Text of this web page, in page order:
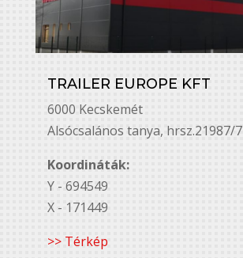
TRAILER EUROPE KFT
6000 Kecskemét
Alsó￳csalános tanya, hrsz.21987/7
Koordináták:
Y - 694549
X - 171449
>> Térkép